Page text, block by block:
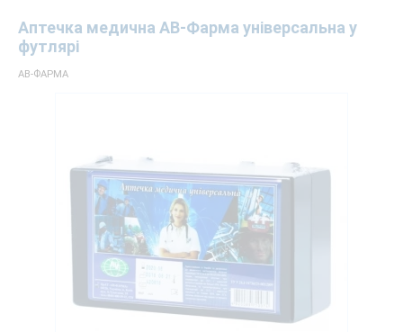
Аптечка медична АВ-Фарма універсальна у
футлярі
АВ-ФАРМА